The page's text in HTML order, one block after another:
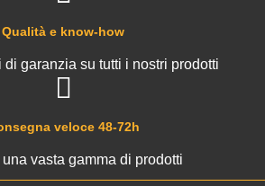
veloce 48-72h
vasta gamma di prodotti
Qualità e know-how
di garanzia su tutti i nostri prodotti